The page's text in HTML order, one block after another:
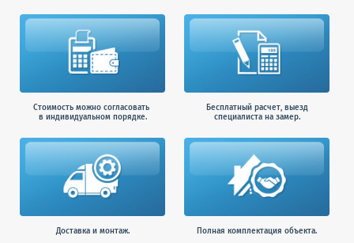
Стоимость можно согласовать
в индивидуальном порядке.
Бесплатный расчет, выезд
специалиста на замер.
Доставка и монтаж. Полная комплектация объекта.